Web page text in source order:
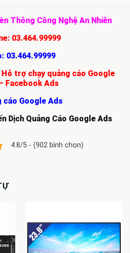
Thông Công Nghệ An Nhiên
03.464.99999
03.464.99999
trợ chạy quảng cáo Google
Facebook Ads
cáo Google Ads
Dịch Quảng Cáo Google Ads
4.8/5 - (902 bình chọn)